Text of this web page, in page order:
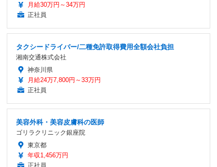
月給30万円～34万円
正社員
タクシードライバー/二種免許取得費用全額会社負担
湘南交通株式会社
神奈川県
月給24万7,800円～33万円
正社員
美容外科・美容皮膚科の医師
ゴリラクリニック銀座院
東京都
年収1,456万円
正社員